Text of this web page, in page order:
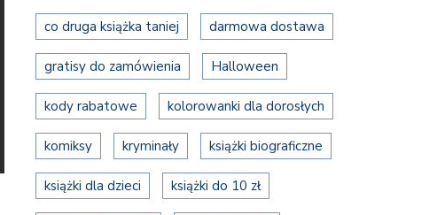
co druga książka taniej darmowa dostawa
gratisy do zamówienia Halloween
kody rabatowe kolorowanki dla dorosłych
komiksy kryminały książki biograficzne
książki dla dzieci książki do 10 zł